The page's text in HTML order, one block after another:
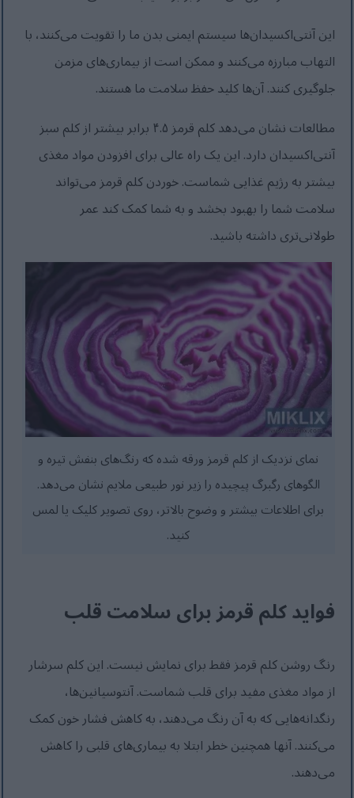
این آنتی‌اکسیدان‌ها سیستم ایمنی بدن ما را تقویت می‌کنند، با
التهاب مبارزه می‌کنند و ممکن است از بیماری‌های مزمن
جلوگیری کنند. آن‌ها کلید حفظ سلامت ما هستند.
مطالعات نشان می‌دهد کلم قرمز ۴.۵ برابر بیشتر از کلم سبز
آنتی‌اکسیدان دارد. این یک راه عالی برای افزودن مواد مغذی
بیشتر به رژیم غذایی شماست. خوردن کلم قرمز می‌تواند
سلامت شما را بهبود بخشد و به شما کمک کند عمر
طولانی‌تری داشته باشید.
نمای نزدیک از کلم قرمز ورقه شده که رنگ‌های بنفش تیره و
الگوهای رگبرگ پیچیده را زیر نور طبیعی ملایم نشان می‌دهد.
برای اطلاعات بیشتر و وضوح بالاتر، روی تصویر کلیک یا لمس
کنید.
فواید کلم قرمز برای سلامت قلب
رنگ روشن کلم قرمز فقط برای نمایش نیست. این کلم سرشار
از مواد مغذی مفید برای قلب شماست. آنتوسیانین‌ها،
رنگدانه‌هایی که به آن رنگ می‌دهند، به کاهش فشار خون کمک
می‌کنند. آنها همچنین خطر ابتلا به بیماری‌های قلبی را کاهش
می‌دهند.